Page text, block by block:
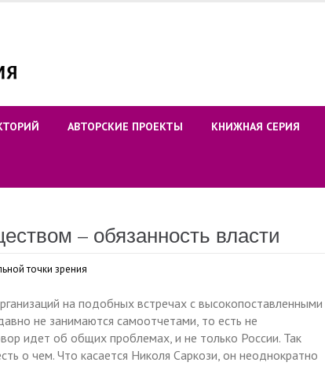
АВТОРСКИЕ ПРОЕКТЫ КНИЖНАЯ СЕРИЯ
– обязанность власти
точки зрения
на подобных встречах с высокопоставленными
не занимаются самоотчетами, то есть не
идет об общих проблемах, и не только России. Так
о чем. Что касается Николя Саркози, он неоднократно